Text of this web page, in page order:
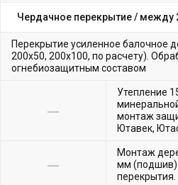
Чердачное перекрытие / между
Перекрытие усиленное балочное
200х50, 200х100, по расчету).
огнебиозащитным составом
Утепление
монтаж
Ютавек,
Монтаж
мм (подшив)
перекрытия.